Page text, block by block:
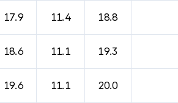
17.9 11.4 18.8
18.6 11.1 19.3
19.6 11.1 20.0